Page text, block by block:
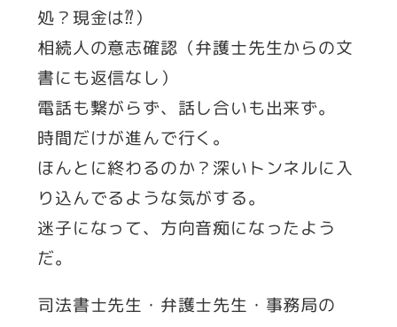
処？現金は⁇）
相続人の意志確認（弁護士先生からの文
書にも返信なし）
電話も繋がらず、話し合いも出来ず。
時間だけが進んで行く。
ほんとに終わるのか？深いトンネルに入
り込んでるような気がする。
迷子になって、方向音痴になったよう
だ。
司法書士先生・弁護士先生・事務局の